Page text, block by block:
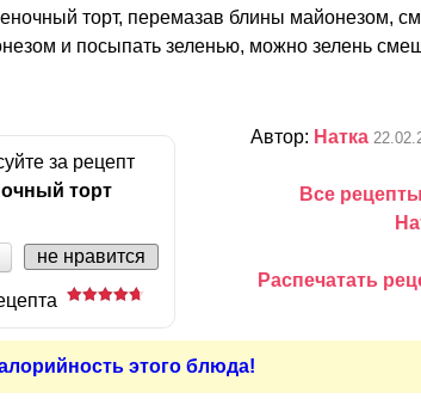
торт, перемазав блины майонезом,
и посыпать зеленью, можно зелень
за рецепт
торт
не нравится
Автор: Натка
Все
Распечатать
этого блюда!